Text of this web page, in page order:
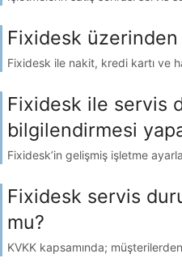
Fixidesk
Fixidesk ile nakit, kredi kartı ve
Fixidesk ile servis
bilgilendirmesi
Fixidesk’in gelişmiş işletme
Fixidesk servis
mu?
KVKK kapsamında;